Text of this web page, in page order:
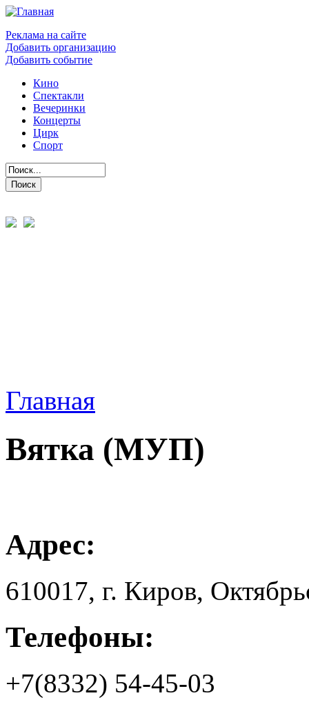
Реклама на сайте
Добавить организацию
Добавить событие
Кино
Спектакли
Вечеринки
Концерты
Цирк
Спорт
Главная
Вятка (МУП)
Адрес:
610017, г. Киров,
Телефоны:
+7(8332) 54-45-03